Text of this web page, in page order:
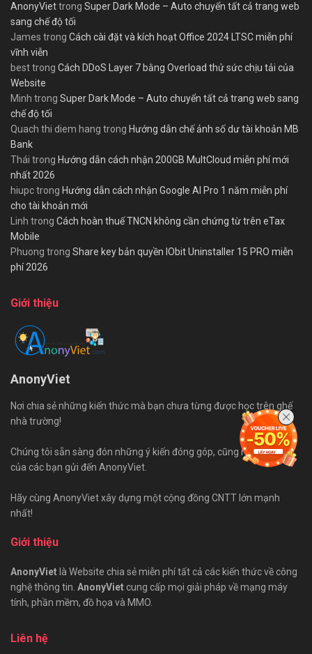
AnonyViettrong Super Dark Mode – Auto chuyển tất cả trang web
sang chế độ tối
James trong Cách cài đặt và kích hoạt Office 2024 LTSC miễn phí
vĩnh viễn
besttrong Cách DDoS Layer 7 bằng Overload thử sức chịu tải của
Website
Minh trong Super Dark Mode – Auto chuyển tất cả trang web sang
chế độ tối
Quach thi diem hang trong Hướng dẫn chế ảnh số dư tài khoản MB
Bank
Thái trong Hướng dẫn cách nhận 200GB MultCloud miễn phí mới
nhất 2026
hiupctrong Hướng dẫn cách nhận Google AI Pro 1 năm miễn phí
cho tài khoản mới
Linh trong Cách hoàn thuế TNCN không cần chứng từ trên eTax
Mobile
Phuong trong Share key bản quyền IObit Uninstaller 15 PRO miễn
phí 2026
Giới thiệu
AnonyViet
Nơi chia sẻ những kiến thức mà bạn chưa từng được học trên ghế
nhà trường!
Chúng tôi sẵn sàng đón những ý kiến đóng góp, cũng như bài viết
của các bạn gửi đến AnonyViet.
Hãy cùng AnonyViet xây dựng một cộng đồng CNTT lớn mạnh
nhất!
Giới thiệu
AnonyViet là Website chia sẻ miễn phí tất cả các kiến thức về công
nghệ thông tin. AnonyViet cung cấp mọi giải pháp về mạng máy
tính, phần mềm, đồ họa và MMO.
Liên hệ